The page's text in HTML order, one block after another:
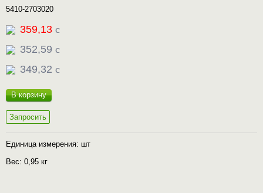
5410-2703020
359,13 c
352,59 c
349,32 c
В корзину
Запросить
Единица измерения: шт
Вес: 0,95 кг